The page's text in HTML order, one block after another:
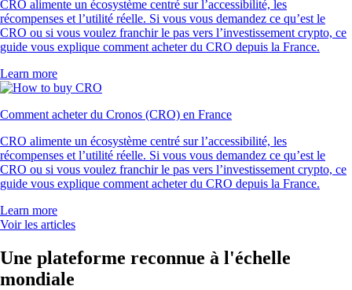
CRO alimente un écosystème centré sur l’accessibilité, les
récompenses et l’utilité réelle. Si vous vous demandez ce qu’est le
CRO ou si vous voulez franchir le pas vers l’investissement crypto, ce
guide vous explique comment acheter du CRO depuis la France.
Learn more
Comment acheter du Cronos (CRO) en France
CRO alimente un écosystème centré sur l’accessibilité, les
récompenses et l’utilité réelle. Si vous vous demandez ce qu’est le
CRO ou si vous voulez franchir le pas vers l’investissement crypto, ce
guide vous explique comment acheter du CRO depuis la France.
Learn more
Voir les articles
Une plateforme reconnue à l'échelle
mondiale